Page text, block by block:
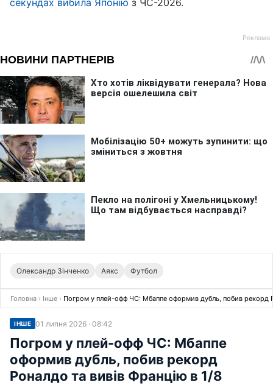
секундах вибила Японію з ЧС-2026.
Олександр Зінченко Аякс Футбол
Головна › Інше › Погром у плей-офф ЧС: Мбаппе оформив дубль, побив рекорд
ІНШЕ 01 липня 2026 · 08:42
Погром у плей-офф ЧС: Мбаппе
оформив дубль, побив рекорд
Роналдо та вивів Францію в 1/8